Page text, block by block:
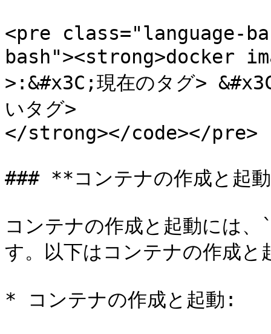
<pre class="language-
bash"><strong>docker
>:&#x3C;現在のタグ>
いタグ>
</strong></code></pre>
### **コンテナの作成と起
コンテナの作成と起動には
す。以下はコンテナの作成
* コンテナの作成と起動: